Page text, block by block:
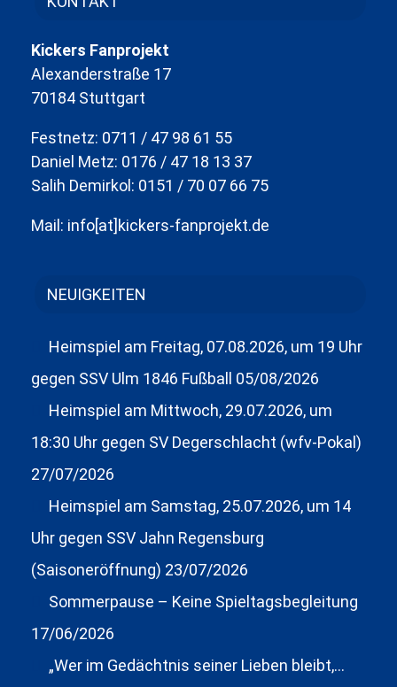
Kickers Fanprojekt
Alexanderstraße 17
70184 Stuttgart
Festnetz: 0711 / 47 98 61 55
Daniel Metz: 0176 / 47 18 13 37
Salih Demirkol: 0151 / 70 07 66 75
Mail: info[at]kickers-fanprojekt.de
NEUIGKEITEN
Heimspiel am Freitag, 07.08.2026, um 19 Uhr
gegen SSV Ulm 1846 Fußball
05/08/2026
Heimspiel am Mittwoch, 29.07.2026, um
18:30 Uhr gegen SV Degerschlacht (wfv-Pokal)
27/07/2026
Heimspiel am Samstag, 25.07.2026, um 14
Uhr gegen SSV Jahn Regensburg
(Saisoneröffnung) 23/07/2026
Sommerpause – Keine Spieltagsbegleitung
17/06/2026
„Wer im Gedächtnis seiner Lieben bleibt,…